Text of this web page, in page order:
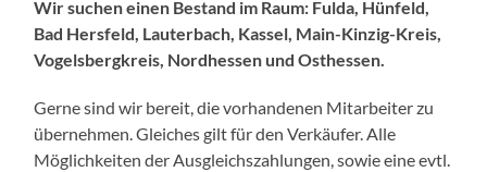
Wir suchen einen Bestand im Raum: Fulda, Hünfeld,
Bad Hersfeld, Lauterbach, Kassel, Main-Kinzig-Kreis,
Vogelsbergkreis, Nordhessen und Osthessen.
Gerne sind wir bereit, die vorhandenen Mitarbeiter zu
übernehmen. Gleiches gilt für den Verkäufer. Alle
Möglichkeiten der Ausgleichszahlungen, sowie eine evtl.